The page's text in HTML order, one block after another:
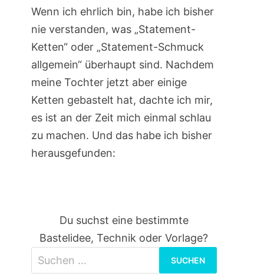
Wenn ich ehrlich bin, habe ich bisher
nie verstanden, was „Statement-
Ketten“ oder „Statement-Schmuck
allgemein“ überhaupt sind. Nachdem
meine Tochter jetzt aber einige
Ketten gebastelt hat, dachte ich mir,
es ist an der Zeit mich einmal schlau
zu machen. Und das habe ich bisher
herausgefunden:
Du suchst eine bestimmte
Bastelidee, Technik oder Vorlage?
nach: